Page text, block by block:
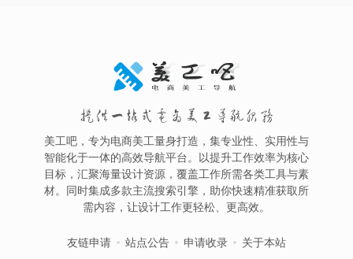
提供一站式电商美工导航服务
美工吧，专为电商美工量身打造，集专业性、实用性与
智能化于一体的高效导航平台。以提升工作效率为核心
目标，汇聚海量设计资源，覆盖工作所需各类工具与素
材。同时集成多款主流搜索引擎，助你快速精准获取所
需内容，让设计工作更轻松、更高效。
友链申请 站点公告 申请收录 关于本站